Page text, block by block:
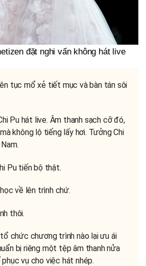
đặt nghi vấn không hát live
tục mổ xẻ tiết mục và bàn tán sôi
Pu hát live. Âm thanh sạch cỡ đó,
không lộ tiếng lấy hơi. Tưởng Chi
Pu tiến bộ thật.
về lên trình chứ.
thôi.
chức chương trình nào lại ưu ái
bị riêng một tệp âm thanh nửa
vụ cho việc hát nhép.